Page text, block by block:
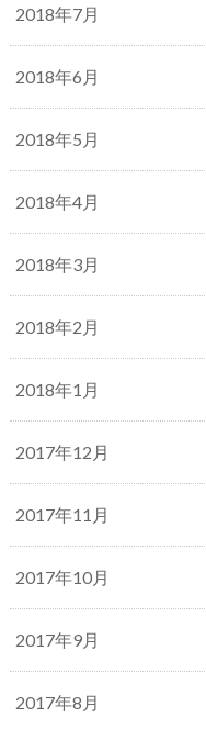
2018年7月
2018年6月
2018年5月
2018年4月
2018年3月
2018年2月
2018年1月
2017年12月
2017年11月
2017年10月
2017年9月
2017年8月